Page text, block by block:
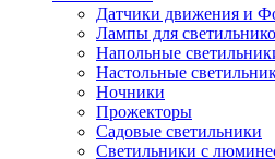
Датчики движения и
Лампы для
Напольные
Настольные
Ночники
Прожекторы
Садовые светильники
Светильники с